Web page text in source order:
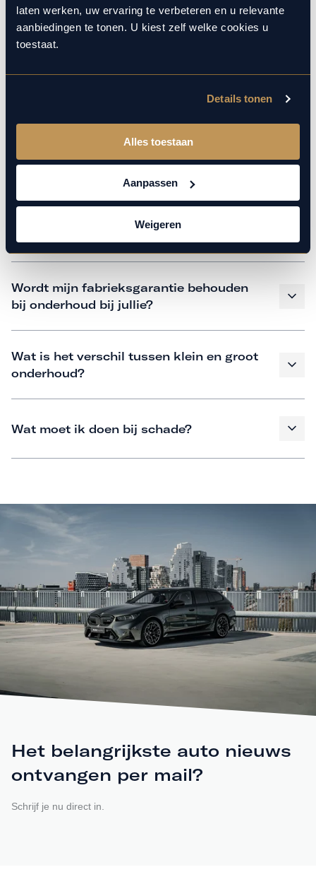
laten werken, uw ervaring te verbeteren en u relevante
aanbiedingen te tonen. U kiest zelf welke cookies u
toestaat.
Details tonen
Alles toestaan
Aanpassen
Weigeren
verzorgen het onderhoud op hetzelfde niveau als een
merkdealer. Kom gerust langs in onze werkplaats voor een
Hoe weet ik welk onderhoud mijn
auto nodig heeft en wanneer?
Is vervangend vervoer mogelijk?
Wordt mijn fabrieksgarantie behouden
bij onderhoud bij jullie?
Wat is het verschil tussen klein en groot
onderhoud?
Wat moet ik doen bij schade?
Het belangrijkste auto nieuws
ontvangen per mail?
Schrijf je nu direct in.